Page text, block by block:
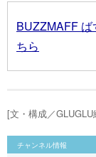
BUZZMAFF
ちら
[文・構成／GLUGLU
チャンネル情報